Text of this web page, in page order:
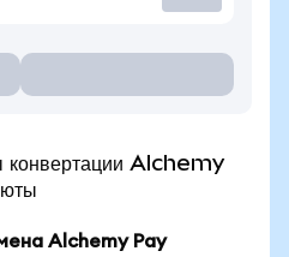
конвертации Alchemy
Alchemy Pay